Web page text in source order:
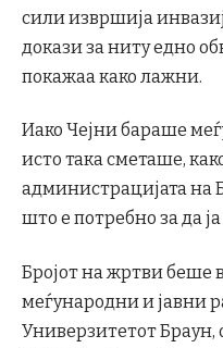
сили извршија
докази за ниту едно
покажаа како лажни.
Иако Чејни бараше
исто така сметаше,
администрацијата на
што е потребно за да
Бројот на жртви беше
меѓународни и јавни
Универзитетот Браун,